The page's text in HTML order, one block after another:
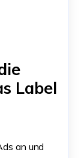
Label
an und